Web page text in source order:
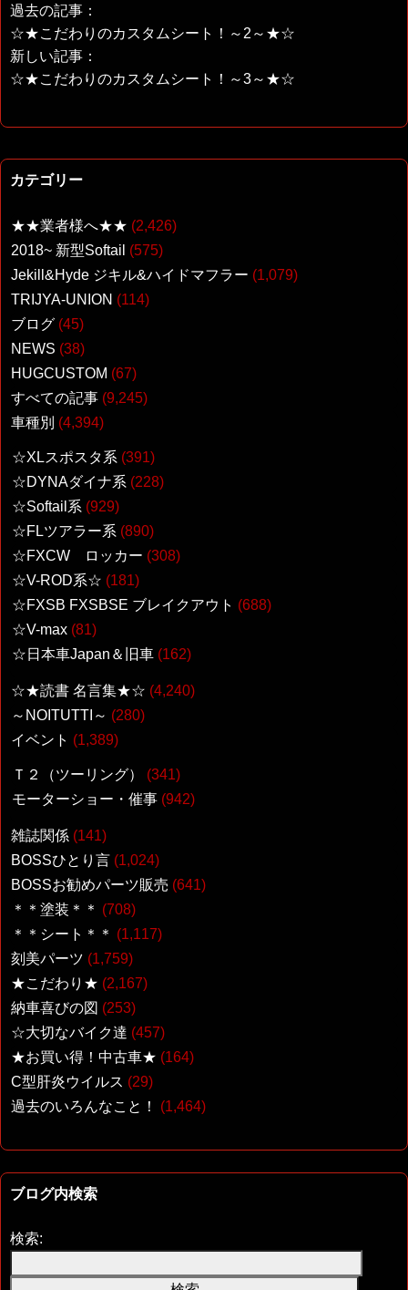
過去の記事：
☆★こだわりのカスタムシート！～2～★☆
新しい記事：
☆★こだわりのカスタムシート！～3～★☆
カテゴリー
★★業者様へ★★ (2,426)
2018~ 新型Softail (575)
Jekill&Hyde ジキル&ハイドマフラー (1,079)
TRIJYA-UNION (114)
ブログ (45)
NEWS (38)
HUGCUSTOM (67)
すべての記事 (9,245)
車種別 (4,394)
☆XLスポスタ系 (391)
☆DYNAダイナ系 (228)
☆Softail系 (929)
☆FLツアラー系 (890)
☆FXCW ロッカー (308)
☆V-ROD系☆ (181)
☆FXSB FXSBSE ブレイクアウト (688)
☆V-max (81)
☆日本車Japan＆旧車 (162)
☆★読書 名言集★☆ (4,240)
～NOITUTTI～ (280)
イベント (1,389)
Ｔ２（ツーリング）
(341)
モーターショー・催事 (942)
雑誌関係 (141)
BOSSひとり言 (1,024)
BOSSお勧めパーツ販売 (641)
＊＊塗装＊＊ (708)
＊＊シート＊＊ (1,117)
刻美パーツ (1,759)
★こだわり★ (2,167)
納車喜びの図 (253)
☆大切なバイク達 (457)
★お買い得！中古車★ (164)
C型肝炎ウイルス (29)
過去のいろんなこと！
(1,464)
ブログ内検索
検索: